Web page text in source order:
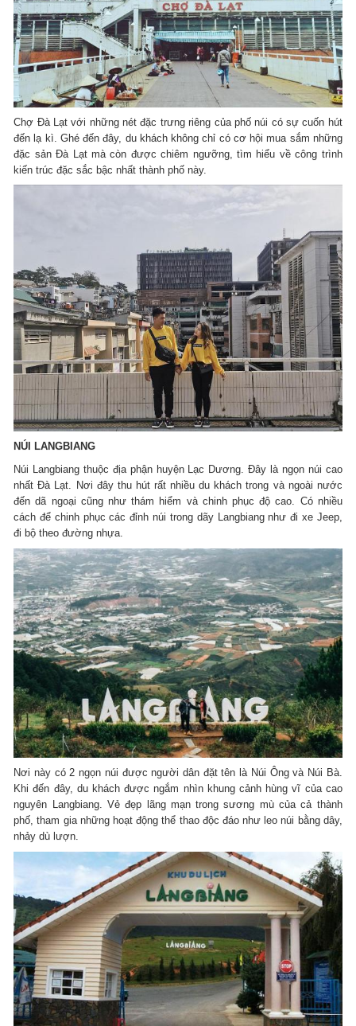
Chợ Đà Lạt với những nét đặc trưng riêng của phố núi có sự cuốn hút
đến lạ kì. Ghé đến đây, du khách không chỉ có cơ hội mua sắm những
đặc sản Đà Lạt mà còn được chiêm ngưỡng, tìm hiểu về công trình
kiến trúc đặc sắc bậc nhất thành phố này.
NÚI LANGBIANG
Núi Langbiang thuộc địa phận huyện Lạc Dương. Đây là ngọn núi cao
nhất Đà Lạt. Nơi đây thu hút rất nhiều du khách trong và ngoài nước
đến dã ngoại cũng như thám hiểm và chinh phục độ cao. Có nhiều
cách để chinh phục các đỉnh núi trong dãy Langbiang như đi xe Jeep,
đi bộ theo đường nhựa.
Nơi này có 2 ngọn núi được người dân đặt tên là Núi Ông và Núi Bà.
Khi đến đây, du khách được ngắm nhìn khung cảnh hùng vĩ của cao
nguyên Langbiang. Vẻ đẹp lãng mạn trong sương mù của cả thành
phố, tham gia những hoạt động thể thao độc đáo như leo núi bằng dây,
nhảy dù lượn.